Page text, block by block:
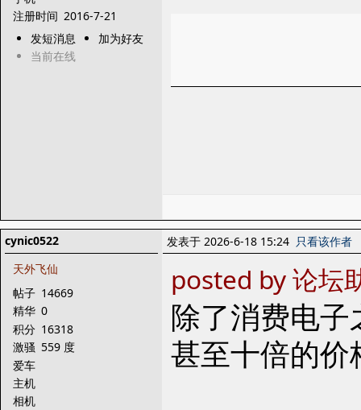
注册时间 2016-7-21
发短消息
加为好友
当前在线
cynic0522
天外飞仙
帖子 14669
精华 0
积分 16318
激骚 559 度
爱车
主机
相机
发表于 2026-6-18 15:24 只看该作者
posted by 论坛
除了消费电
甚至十倍的价